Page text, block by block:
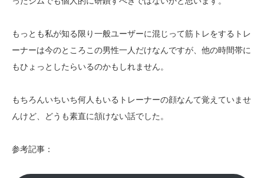
もっとも私が知る限り一般ユーザーに混じって筋トレをするトレ
ーナーは今のところこの男性一人だけなんですが、他の時間帯に
もひょっとしたらいるのかもしれません。
もちろんいちいち何人もいるトレーナーの顔なんて覚えていませ
んけど、どうも素直に頷けない話でした。
参考記事：